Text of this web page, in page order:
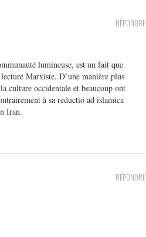
RÉPONDRE
lumineuse, est un fait que
Marxiste. D’une manière plus
culture occidentale et beaucoup ont
à sa reductio ad islamica
Iran.
RÉPONDRE